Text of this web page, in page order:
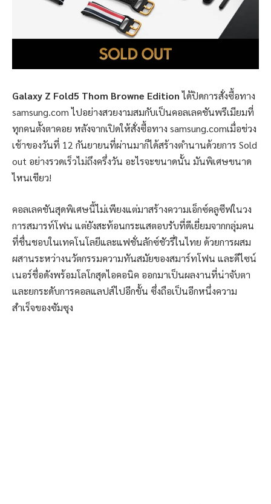
Galaxy Z Fold5 Thom Browne Editionได้ปิดการสั่งซื้อทาง
samsung.com ไปอย่างสวยงามสมกับเป็นคอลเลคชันพรีเมียมที่
ทุกคนตั้งตาคอย หลังจากเปิดให้สั่งซื้อทาง samsung.comเมื่อช่วง
เช้าของวันที่ 12 กันยายนที่ผ่านมาก็ได้สร้างตำนานด้วยการ Sold
out อย่างรวดเร็วไม่ถึงครึ่งวัน อะไรจะขนาดนั้น มันพิเศษขนาด
ไหนเชียว!
คอลเลคชันสุดพิเศษนี้ไม่เพียงแต่มาสร้างความเอ็กซ์คลูซีฟในวง
การสมารท์โฟน แต่ยังสะท้อนกระแสตอบรับที่ดีเยี่ยมจากกลุ่มคน
ที่ชื่นชอบในเทคโนโลยีและแฟชั่นลักซ์ชัวรี่ในไทย ด้วยการผสม
ผสานระหว่างนวัตกรรมความทันสมัยของสมาร์ทโฟน และดีไซน์
เนอร์ชื่อดังพร้อมโลโกสุดไอคอนิค ออกมาเป็นผลงานที่น่าจับตา
และยกระดับการคอลแลปส์ไปอีกขั้น ซึ่งถือเป็นอีกหนึ่งความ
สำเร็จของซัมซุง